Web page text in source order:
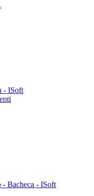
- ISoft
- Bacheca - ISoft